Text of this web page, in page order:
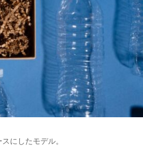
にしたモデル。